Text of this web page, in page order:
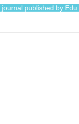
published by Edu